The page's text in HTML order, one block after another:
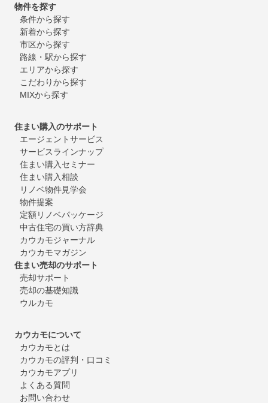
物件を探す
条件から探す
新着から探す
市区から探す
路線・駅から探す
エリアから探す
こだわりから探す
MIXから探す
住まい購入のサポート
エージェントサービス
サービスラインナップ
住まい購入セミナー
住まい購入相談
リノベ物件見学会
物件提案
定額リノベパッケージ
中古住宅の買い方辞典
カウカモジャーナル
カウカモマガジン
住まい売却のサポート
売却サポート
売却の基礎知識
ウルカモ
カウカモについて
カウカモとは
カウカモの評判・口コミ
カウカモアプリ
よくある質問
お問い合わせ